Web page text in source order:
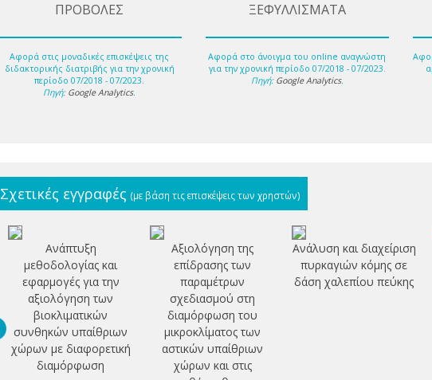
ΠΡΟΒΟΛΕΣ
Αφορά στις μοναδικές επισκέψεις της
διδακτορικής διατριβής για την χρονική
περίοδο 07/2018 - 07/2023.
Πηγή: Google Analytics.
ΞΕΦΥΛΛΙΣΜΑΤΑ
Αφορά στο άνοιγμα του online αναγνώστη
για την χρονική περίοδο 07/2018 - 07/2023.
Πηγή: Google Analytics.
Σχετικές εγγραφές (με βάση τις επισκέψεις των χρηστών)
Ανάπτυξη
μεθοδολογίας και
εφαρμογές για την
αξιολόγηση των
βιοκλιματικών
συνθηκών υπαίθριων
χώρων με διαφορετική
διαμόρφωση
Αξιολόγηση της
επίδρασης των
παραμέτρων
σχεδιασμού στη
διαμόρφωση του
μικροκλίματος των
αστικών υπαίθριων
χώρων και στις
Ανάλυση και διαχείριση
πυρκαγιών κόμης σε
δάση χαλεπίου πεύκης